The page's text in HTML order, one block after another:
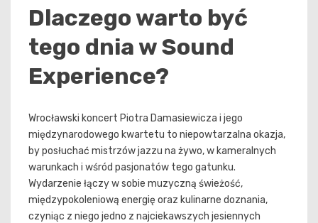
Dlaczego warto być
tego dnia w Sound
Experience?
Wrocławski koncert Piotra Damasiewicza i jego
międzynarodowego kwartetu to niepowtarzalna okazja,
by posłuchać mistrzów jazzu na żywo, w kameralnych
warunkach i wśród pasjonatów tego gatunku.
Wydarzenie łączy w sobie muzyczną świeżość,
międzypokoleniową energię oraz kulinarne doznania,
czyniąc z niego jedno z najciekawszych jesiennych